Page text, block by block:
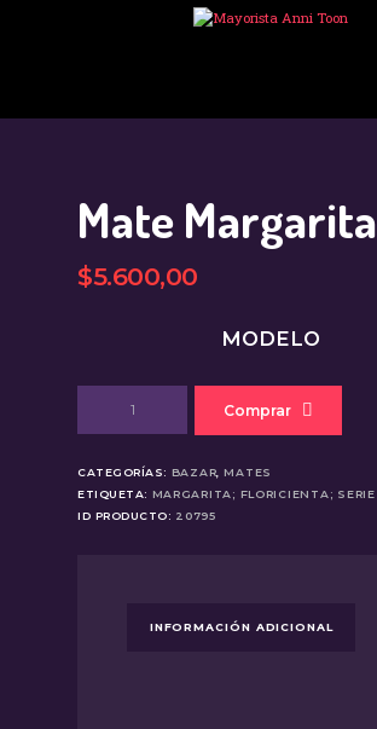
NOVEDADES
¿CÓMO COMPRAR?
CONTACTO
Mate Margarita
$5.600,00
MODELO
Margarita
cantidad
Comprar
CATEGORÍAS: BAZAR,MATES
ETIQUETA: MARGARITA; FLORICIENTA; SERIE
ID PRODUCTO: 20795
INFORMACIÓN ADICIONAL